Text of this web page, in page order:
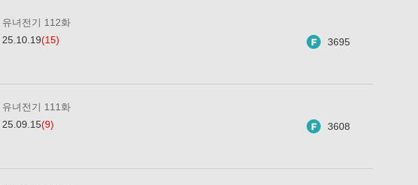
유녀전기 112화
25.10.19(15) 3695
유녀전기 111화
25.09.15(9) 3608